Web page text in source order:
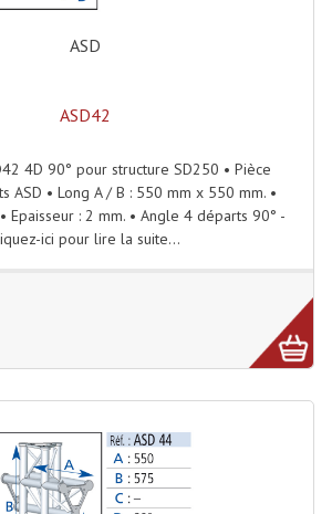
Système Boucle Magnétique
AG29 Structure Contest
DECO22Q Structure Contest
Structure ASD SZ 290
Angles Structure Duo290
Angles Structure QUATRO290
ASD
ASD42
4D 90° pour structure SD250 • Pièce
ASD • Long A / B : 550 mm x 550 mm. •
Epaisseur : 2 mm. • Angle 4 départs 90° -
ici pour lire la suite...